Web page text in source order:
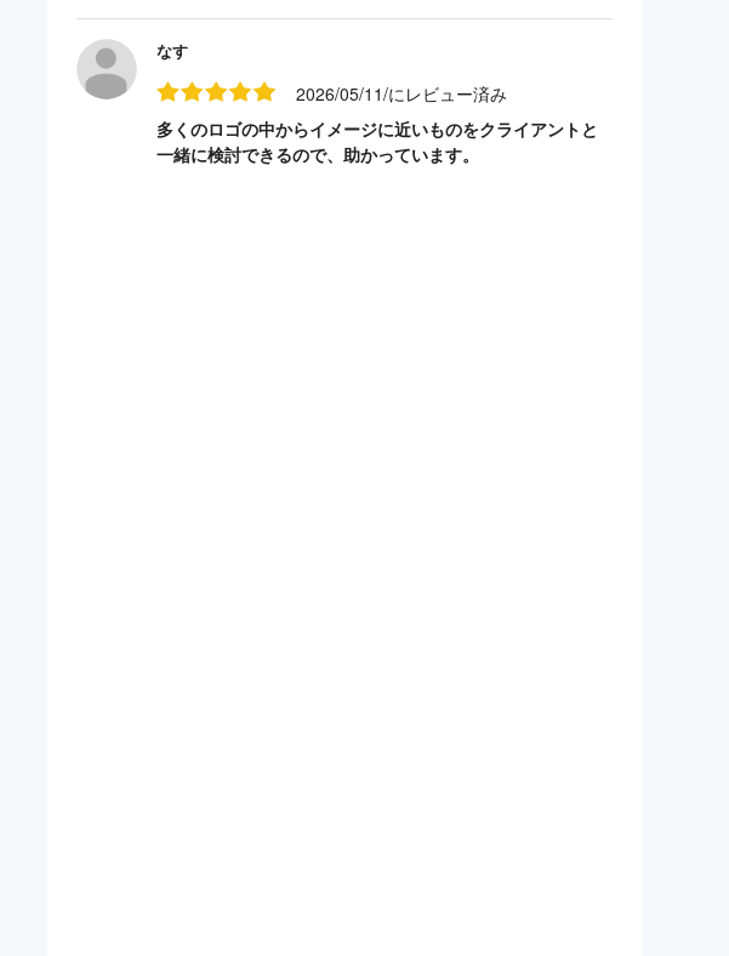
なす
2026/05/11/にレビュー済み
多くのロゴの中からイメージに近いものをクライアントと
一緒に検討できるので、助かっています。